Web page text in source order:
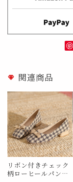
関連商品
リボン付きチェック
柄ローヒールパンプ